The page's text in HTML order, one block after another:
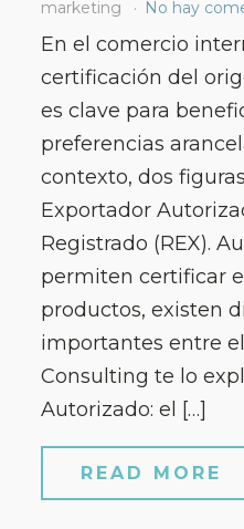
marketing No hay
En el comercio
certificación del
es clave para
preferencias
contexto, dos
Exportador
Registrado (REX).
permiten certificar
productos, existen
importantes entre
Consulting te lo
Autorizado: el […]
READ MORE